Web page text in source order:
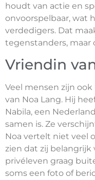
houdt van actie en
onvoorspelbaar, wat
verdedigers. Dat
tegenstanders, maar
Vriendin
Veel mensen zijn
van Noa Lang. Hij
Nabila, een
samen is. Ze
Noa vertelt niet veel
zien dat zij belangrijk
privéleven graag
soms een foto of